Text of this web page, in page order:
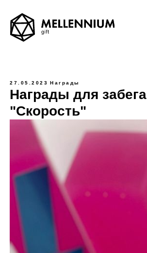
27.05.2023 Награды
Награды для забега
"Скорость"